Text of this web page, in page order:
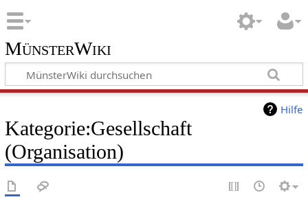
MünsterWiki
Hilfe
Kategorie:Gesellschaft
(Organisation)